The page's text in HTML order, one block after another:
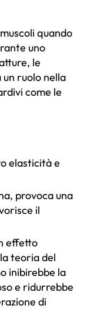
quando
uno
le
ruolo nella
come le
elasticità e
provoca una
il
effetto
teoria del
inibirebbe la
e ridurrebbe
di